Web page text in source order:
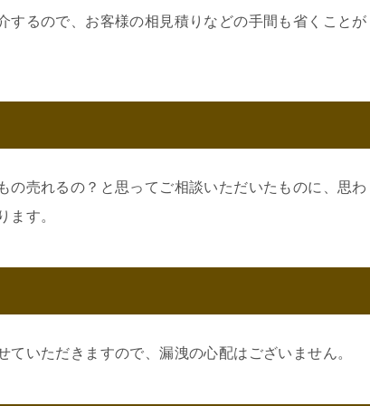
するので、お客様の相見積りなどの手間も省くことが
の売れるの？と思ってご相談いただいたものに、思わ
ます。
いただきますので、漏洩の心配はございません。